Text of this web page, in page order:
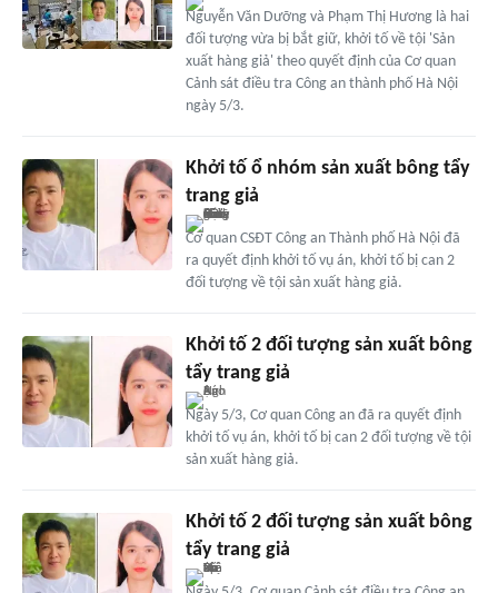
Nguyễn Văn Dưỡng và Phạm Thị Hương là hai
đối tượng vừa bị bắt giữ, khởi tố về tội 'Sản
xuất hàng giả' theo quyết định của Cơ quan
Cảnh sát điều tra Công an thành phố Hà Nội
ngày 5/3.
Khởi tố ổ nhóm sản xuất bông tẩy
trang giả
Cơ quan CSĐT Công an Thành phố Hà Nội đã
ra quyết định khởi tố vụ án, khởi tố bị can 2
đối tượng về tội sản xuất hàng giả.
Khởi tố 2 đối tượng sản xuất bông
tẩy trang giả
Ngày 5/3, Cơ quan Công an đã ra quyết định
khởi tố vụ án, khởi tố bị can 2 đối tượng về tội
sản xuất hàng giả.
Khởi tố 2 đối tượng sản xuất bông
tẩy trang giả